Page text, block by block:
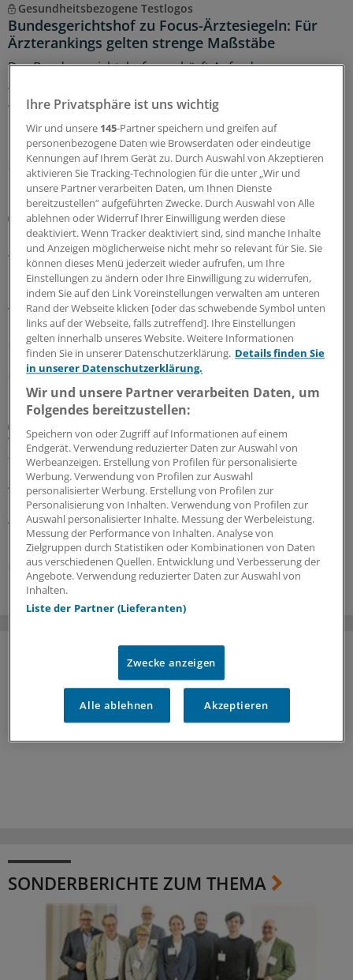
Gesundheitsbezogene Testlogos
Bundesgerichtshof zu Focus-Ärztesiegeln: Für
Ärzterankings gelten strenge Maßstäbe
Der Bundesgerichtshof verschärft Anforderungen an
Ärztesiegel: Focus-Auszeichnungen müssten
Aussagekraft und Grenzen des Rankings klar erkennen
Irreführung vorliegt.
30.07.2026
Berufsobergericht für Heilberufe Berlin
Urteil: Kein Maulkorb für Ärzte wegen
Äußerungen zu COVID-Pandemie
Das Berufsobergericht für Heilberufe Berlin kippt den
Rügebescheid einer Ärztekammer, die einem Arzt
vorwirft, er habe die Gefährlichkeit der Corona-
Pandemie unrichtig und verharmlosend dargestellt und
damit seine Berufspflichten verletzt.
27.07.2026
Wie Delegation in der Rheumatologie
funktionieren kann
Ärztliche Aufgaben zu delegieren, ist in den meisten
rheumatologischen Praxen längst Standard. Wie
Ärztinnen und Ärzte Delegation implementieren können
und was es dafür braucht, zeigt ein Leitfaden.
27.07.2026
SONDERBERICHTE ZUM THEMA
Ihre Privatsphäre ist uns wichtig
Wir und unsere 145-Partner speichern und greifen auf
personenbezogene Daten wie Browserdaten oder eindeutige
Kennungen auf Ihrem Gerät zu. Durch Auswahl von Akzeptieren
aktivieren Sie Tracking-Technologien für die unter „Wir und
unsere Partner verarbeiten Daten, um Ihnen Dienste
bereitzustellen“ aufgeführten Zwecke. Durch Auswahl von Alle
ablehnen oder Widerruf Ihrer Einwilligung werden diese
deaktiviert. Wenn Tracker deaktiviert sind, sind manche Inhalte
und Anzeigen möglicherweise nicht mehr so relevant für Sie. Sie
können dieses Menü jederzeit wieder aufrufen, um Ihre
Einstellungen zu ändern oder Ihre Einwilligung zu widerrufen,
indem Sie auf den Link Voreinstellungen verwalten am unteren
Rand der Webseite klicken [oder das schwebende Symbol unten
links auf der Webseite, falls zutreffend]. Ihre Einstellungen
gelten innerhalb unseres Website. Weitere Informationen
finden Sie in unserer Datenschutzerklärung. Details finden Sie
in unserer Datenschutzerklärung.
Wir und unsere Partner verarbeiten Daten, um
Folgendes bereitzustellen:
Speichern von oder Zugriff auf Informationen auf einem
Endgerät. Verwendung reduzierter Daten zur Auswahl von
Werbeanzeigen. Erstellung von Profilen für personalisierte
Werbung. Verwendung von Profilen zur Auswahl
personalisierter Werbung. Erstellung von Profilen zur
Personalisierung von Inhalten. Verwendung von Profilen zur
Auswahl personalisierter Inhalte. Messung der Werbeleistung.
Messung der Performance von Inhalten. Analyse von
Zielgruppen durch Statistiken oder Kombinationen von Daten
aus verschiedenen Quellen. Entwicklung und Verbesserung der
Angebote. Verwendung reduzierter Daten zur Auswahl von
Inhalten.
Liste der Partner (Lieferanten)
Zwecke anzeigen
Alle ablehnen Akzeptieren